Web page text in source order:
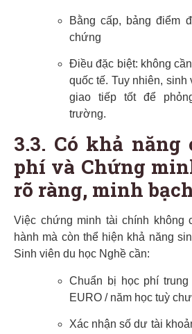
Bằng cấp, bảng điểm
chứng
Điều đặc biệt: không
quốc tế. Tuy nhiên, sinh
giao tiếp tốt để
trường.
3.3. Có khả
phí và Chứng
rõ ràng, minh
Việc chứng minh tài chính không
hành mà còn thể hiện khả năng
Sinh viên du học Nghề cần:
Chuẩn bị học phí
EURO / năm học tuỳ
Xác nhận số dư tài